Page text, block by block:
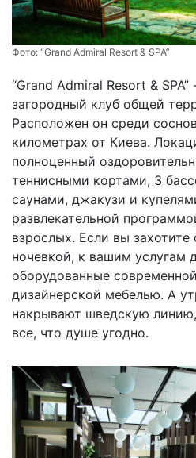
Фото: “Grand Admiral Resort & SPA”
“Grand Admiral Resort &
загородный клуб общей
Расположен он среди
километрах от Киева.
полноценный
теннисными кортами, 3
саунами, джакузи и
развлекательной
взрослых. Если вы захотите
ночевкой, к вашим услугам
оборудованные
дизайнерской мебелью. А
накрывают шведскую
все, что душе угодно.